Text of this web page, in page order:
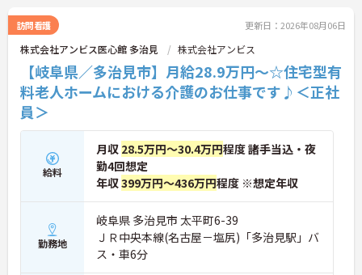
連携の体制がしっかりと整っています。働き方の面
では、夜勤明けの翌日が原則として公休となるほ
か、月平均の残業時間も5時間から7時間程度とかな
り少なめです。常勤スタッフの比率が90パーセント
を超えているため急な勤務変更が発生しにくく、あ
らかじめ決められた訪問予定表に沿って規則正しく
働けます。入職後は現場スタッフによるお一人おひ
とりに合わせた個別のOJT研修が実施されます。eラ
専門性を着実に深めていける環境が用意されていま
す。
★おすすめPOINT★
・入職後はお一人おひとりの習熟度に合わせた個別
のＯＪＴ研修を実施し、ｅラーニングを用いた学習
の機会も提供されます
訪問看護 更新日：2026年08月06日
株式会社アンビス医心館 多治見 株式会社アンビス
【岐阜県／多治見市】月給28.9万円～☆住宅型有
料老人ホームにおける介護のお仕事です♪＜正社
員＞
給料
月収 28.5万円～30.4万円程度 諸手当込・夜
勤4回想定
年収399万円～436万円程度 ※想定年収
勤務地
岐阜県 多治見市 太平町6-39
ＪＲ中央本線(名古屋－塩尻)「多治見駅」バ
ス・車6分